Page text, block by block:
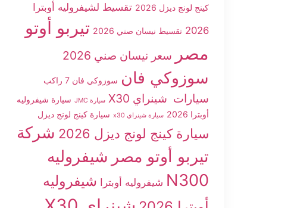
كينج لونج ديزل 2026
تقسيط لشيفروليه أوبترا
2026 تقسيط نيسان صني 2026
تيربو أوتو
مصر
سعر نيسان صني 2026
سوزوكي فان سوزوكي فان 7 راكب
سيارات شينراي X30 سيارة JMC
سيارة شيفروليه
أوبترا 2026
سيارة شينراي x30 سيارة كينج لونج ديزل
سيارة كينج لونج ديزل 2026
شركة
تيربو أوتو مصر شيفروليه
N300 شيفروليه أوبترا شيفروليه